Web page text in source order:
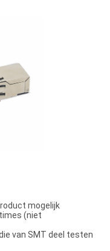
mogelijk
(niet
van SMT deel testen